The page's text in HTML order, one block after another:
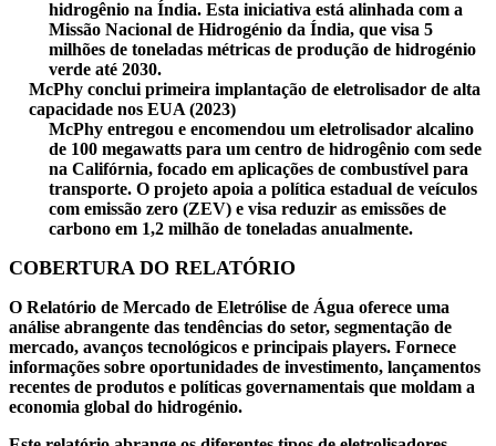
hidrogênio na Índia. Esta iniciativa está alinhada com a
Missão Nacional de Hidrogénio da Índia, que visa 5
milhões de toneladas métricas de produção de hidrogénio
verde até 2030.
McPhy conclui primeira implantação de eletrolisador de alta
capacidade nos EUA (2023)
McPhy entregou e encomendou um eletrolisador alcalino
de 100 megawatts para um centro de hidrogênio com sede
na Califórnia, focado em aplicações de combustível para
transporte. O projeto apoia a política estadual de veículos
com emissão zero (ZEV) e visa reduzir as emissões de
carbono em 1,2 milhão de toneladas anualmente.
COBERTURA DO RELATÓRIO
O Relatório de Mercado de Eletrólise de Água oferece uma
análise abrangente das tendências do setor, segmentação de
mercado, avanços tecnológicos e principais players. Fornece
informações sobre oportunidades de investimento, lançamentos
recentes de produtos e políticas governamentais que moldam a
economia global do hidrogénio.